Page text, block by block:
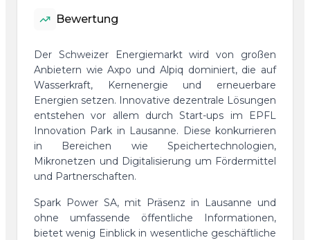
Bewertung
Der Schweizer Energiemarkt wird von großen
Anbietern wie Axpo und Alpiq dominiert, die auf
Wasserkraft, Kernenergie und erneuerbare
Energien setzen. Innovative dezentrale Lösungen
entstehen vor allem durch Start-ups im EPFL
Innovation Park in Lausanne. Diese konkurrieren
in Bereichen wie Speichertechnologien,
Mikronetzen und Digitalisierung um Fördermittel
und Partnerschaften.
Spark Power SA, mit Präsenz in Lausanne und
ohne umfassende öffentliche Informationen,
bietet wenig Einblick in wesentliche geschäftliche